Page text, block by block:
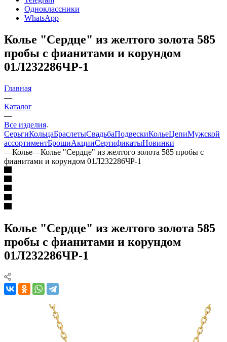
Одноклассники
WhatsApp
Колье "Сердце" из желтого золота 585
пробы с фианитами и корундом
01Л232286ЧР-1
Главная
—
Каталог
—
Все изделия
СерьгиКольцаБраслетыСвадьбаПодвескиКольеЦепиМужской
ассортиментБрошиАкцииСертификатыНовинки
—Колье—Колье "Сердце" из желтого золота 585 пробы с
фианитами и корундом 01Л232286ЧР-1
Колье "Сердце" из желтого золота 585
пробы с фианитами и корундом
01Л232286ЧР-1